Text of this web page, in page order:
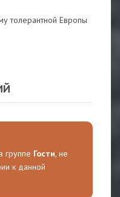
толерантной Европы
группе Гости, не
к данной